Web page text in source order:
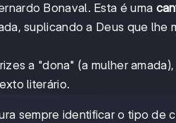
Bonaval. Esta é uma
suplicando a Deus que lhe
a "dona" (a mulher
literário.
sempre identificar o tipo de